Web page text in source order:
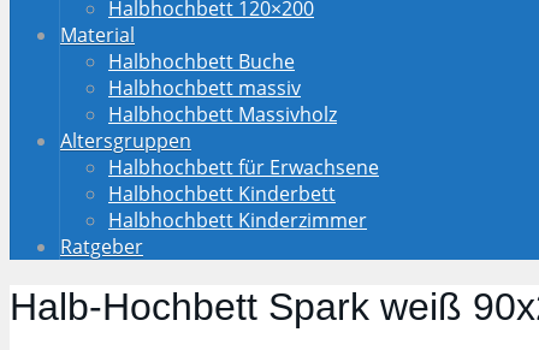
Halbhochbett 120×200
Material
Halbhochbett Buche
Halbhochbett massiv
Halbhochbett Massivholz
Altersgruppen
Halbhochbett für Erwachsene
Halbhochbett Kinderbett
Halbhochbett Kinderzimmer
Ratgeber
Halb-Hochbett Spark weiß